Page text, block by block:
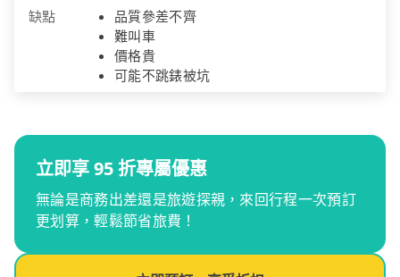
缺點
品質參差不齊
難叫車
價格貴
可能不跳錶被坑
立即享 95 折專屬優惠
無論是商務出差還是旅遊探親，來回行程一次預訂
更划算，輕鬆節省旅費！